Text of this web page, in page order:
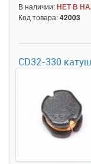
В наличии:НЕТ В
Код товара:42003
CD32-330